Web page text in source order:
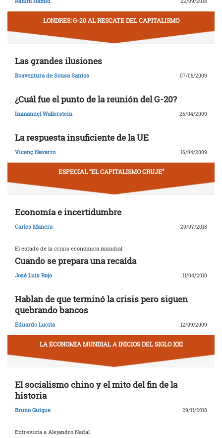
LONDRES: G-20 AL RESCATE DEL CAPITALISMO
Las grandes ilusiones
Boaventura de Sousa Santos 07/05/2009
¿Cuál fue el punto de la reunión del G-20?
Immanuel Wallerstein 26/04/2009
La respuesta insuficiente de la UE
Vicenç Navarro 16/04/2009
ESPECIAL “EL CAPITALISMO CRUJE”
Economía e incertidumbre
Carles Manera 20/07/2018
El estado de la crisis económica mundial
Cuando se prepara una recaída
José Luis Rojo 11/04/2010
Hablan de que terminó la crisis pero siguen
quebrando bancos
Eduardo Lucita 12/09/2009
LA ECONOMIA MUNDIAL A INICIOS DEL SIGLO XXI
El socialismo chino y el mito del fin de la
historia
Bruno Guigue 29/11/2018
Entrevista a Alejandro Nadal